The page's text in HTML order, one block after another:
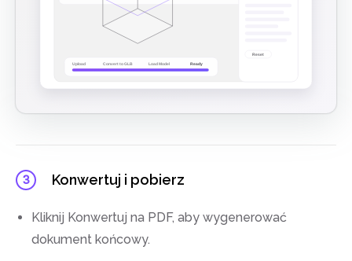
3 Konwertuj i pobierz
Kliknij Konwertuj na PDF, aby wygenerować
dokument końcowy.